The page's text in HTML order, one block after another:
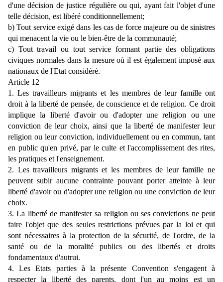
d'une décision de justice régulière ou qui, ayant fait l'objet d'une
telle décision, est libéré conditionnellement;
b) Tout service exigé dans les cas de force majeure ou de sinistres
qui menacent la vie ou le bien-être de la communauté;
c) Tout travail ou tout service formant partie des obligations
civiques normales dans la mesure où il est également imposé aux
nationaux de l'Etat considéré.
Article 12
1. Les travailleurs migrants et les membres de leur famille ont
droit à la liberté de pensée, de conscience et de religion. Ce droit
implique la liberté d'avoir ou d'adopter une religion ou une
conviction de leur choix, ainsi que la liberté de manifester leur
religion ou leur conviction, individuellement ou en commun, tant
en public qu'en privé, par le culte et l'accomplissement des rites,
les pratiques et l'enseignement.
2. Les travailleurs migrants et les membres de leur famille ne
peuvent subir aucune contrainte pouvant porter atteinte à leur
liberté d'avoir ou d'adopter une religion ou une conviction de leur
choix.
3. La liberté de manifester sa religion ou ses convictions ne peut
faire l'objet que des seules restrictions prévues par la loi et qui
sont nécessaires à la protection de la sécurité, de l'ordre, de la
santé ou de la moralité publics ou des libertés et droits
fondamentaux d'autrui.
4. Les Etats parties à la présente Convention s'engagent à
respecter la liberté des parents, dont l'un au moins est un